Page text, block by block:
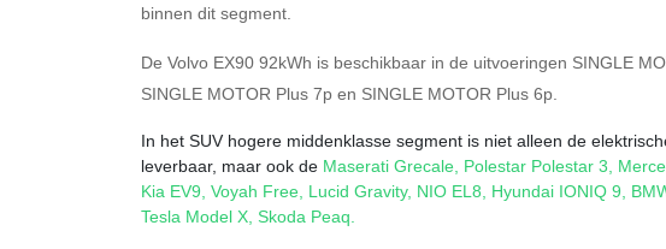
binnen dit segment.
De Volvo EX90 92kWh is beschikbaar in de uitvoeringen SINGLE
SINGLE MOTOR Plus 7p en SINGLE MOTOR Plus 6p.
In het SUV hogere middenklasse segment is niet alleen de
leverbaar, maar ook de Maserati Grecale, Polestar Polestar 3,
Kia EV9, Voyah Free, Lucid Gravity, NIO EL8, Hyundai IONIQ 9,
Tesla Model X, Skoda Peaq.